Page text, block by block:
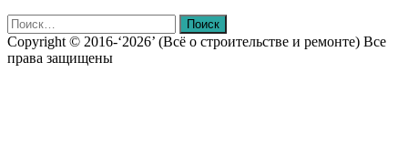
Найти:
Copyright © 2016-‘2026’ (Всё о строительстве и ремонте) Все
права защищены